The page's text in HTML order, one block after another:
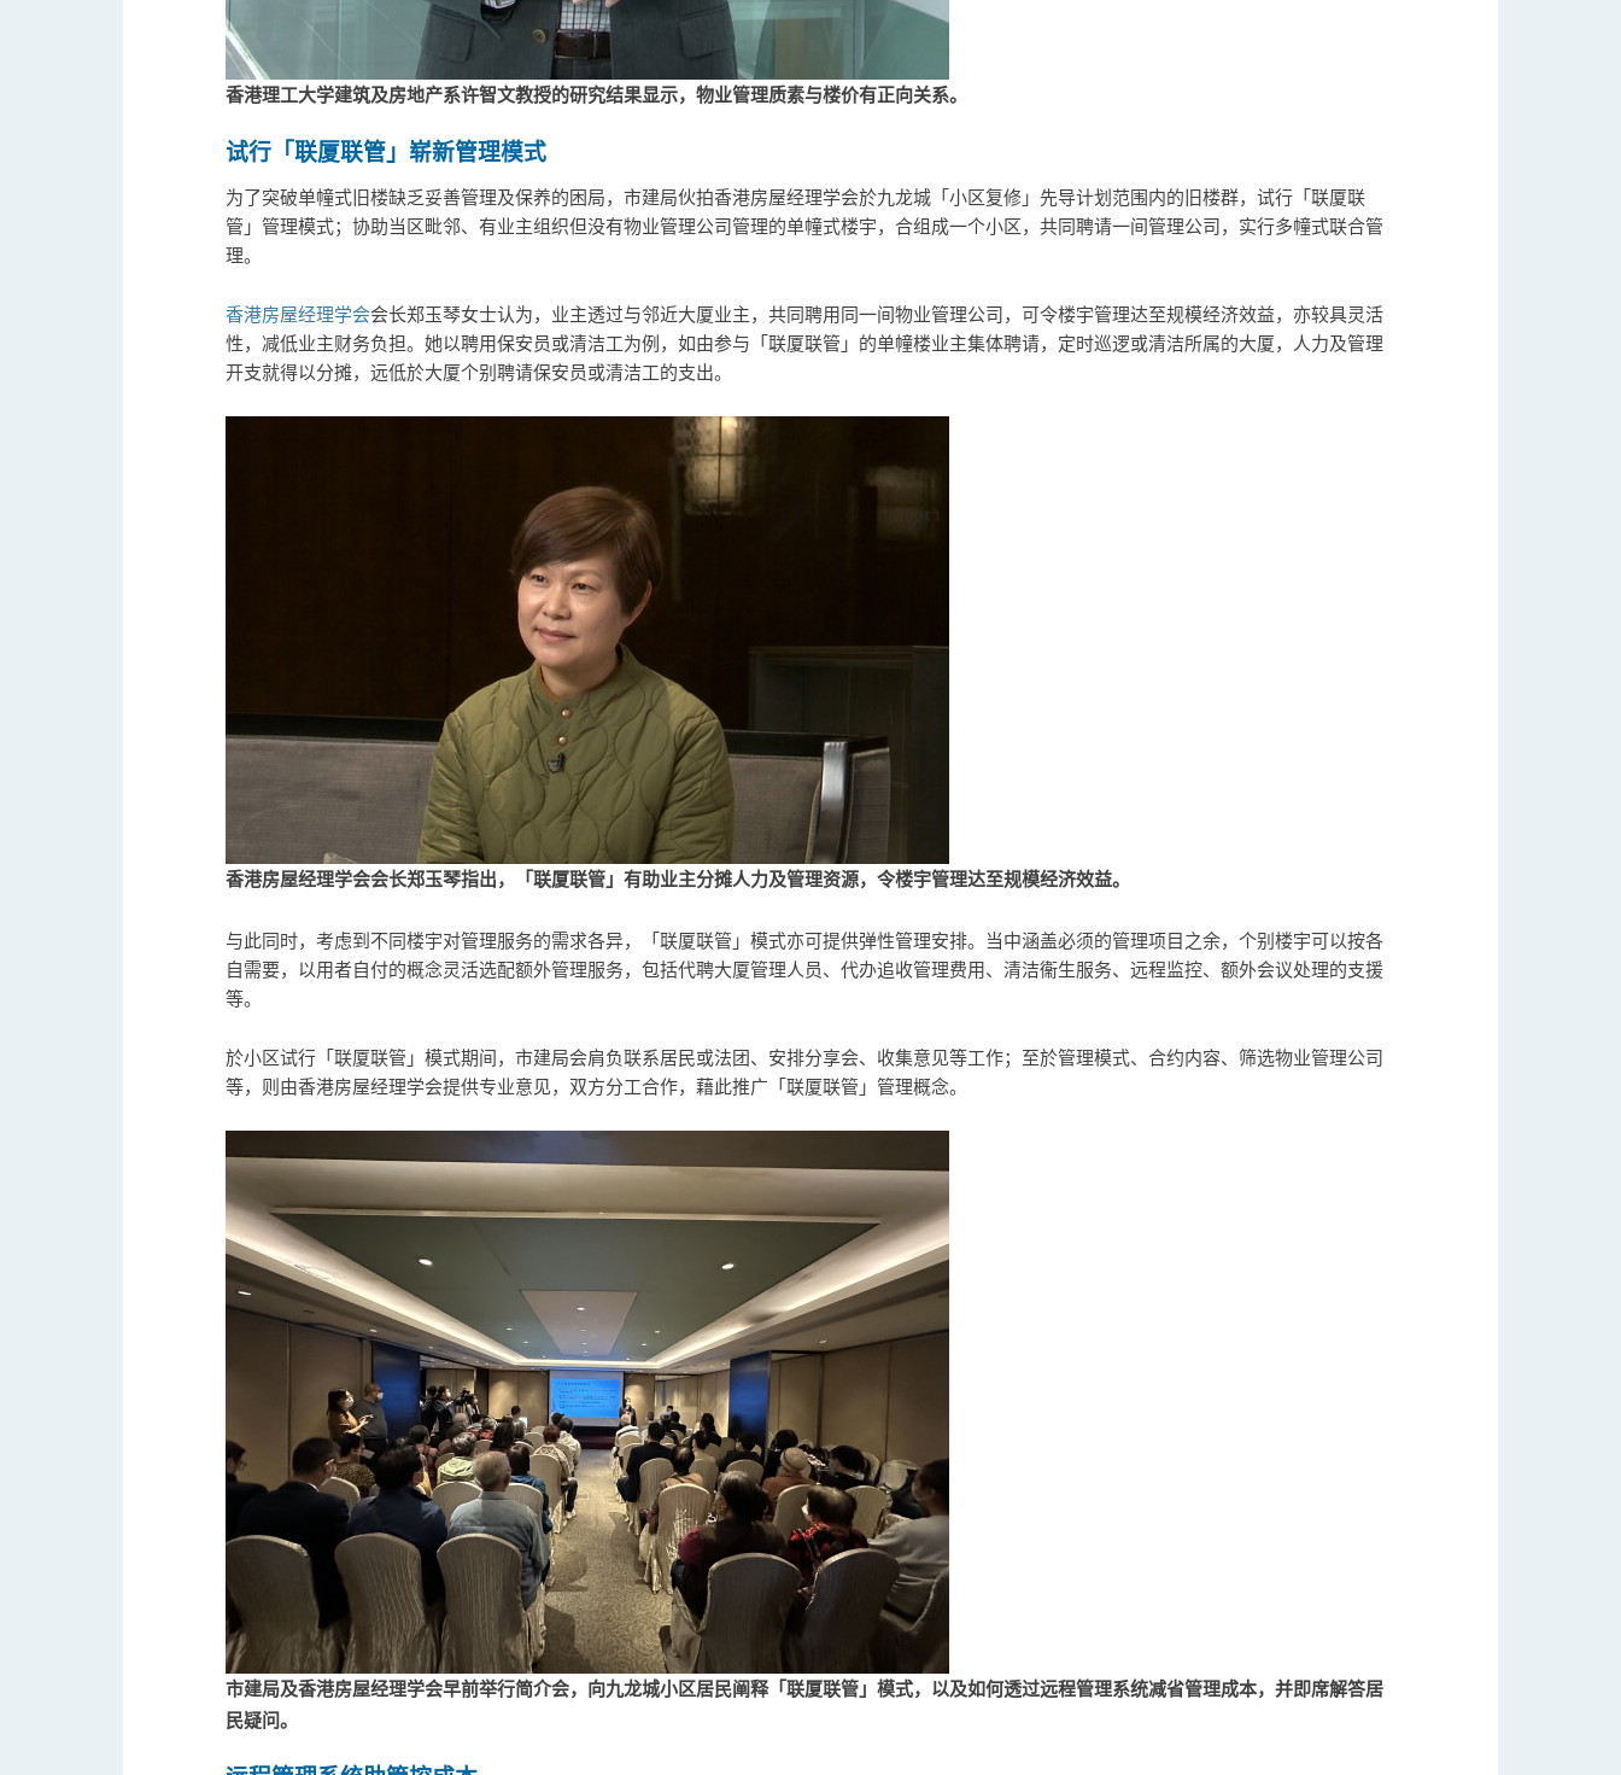
香港理工大学建筑及房地产系许智文教授的研究结果显示，物业管理质素与楼价有正向关系。
试行「联厦联管」崭新管理模式
为了突破单幢式旧楼缺乏妥善管理及保养的困局，市建局伙拍香港房屋经理学会於九龙城「小区复修」先导计划范围内的旧楼群，试行「联厦联
管」管理模式；协助当区毗邻、有业主组织但没有物业管理公司管理的单幢式楼宇，合组成一个小区，共同聘请一间管理公司，实行多幢式联合管
理。
香港房屋经理学会会长郑玉琴女士认为，业主透过与邻近大厦业主，共同聘用同一间物业管理公司，可令楼宇管理达至规模经济效益，亦较具灵活
性，减低业主财务负担。她以聘用保安员或清洁工为例，如由参与「联厦联管」的单幢楼业主集体聘请，定时巡逻或清洁所属的大厦，人力及管理
开支就得以分摊，远低於大厦个别聘请保安员或清洁工的支出。
香港房屋经理学会会长郑玉琴指出，「联厦联管」有助业主分摊人力及管理资源，令楼宇管理达至规模经济效益。
与此同时，考虑到不同楼宇对管理服务的需求各异，「联厦联管」模式亦可提供弹性管理安排。当中涵盖必须的管理项目之余，个别楼宇可以按各
自需要，以用者自付的概念灵活选配额外管理服务，包括代聘大厦管理人员、代办追收管理费用、清洁衞生服务、远程监控、额外会议处理的支援
等。
於小区试行「联厦联管」模式期间，市建局会肩负联系居民或法团、安排分享会、收集意见等工作；至於管理模式、合约内容、筛选物业管理公司
等，则由香港房屋经理学会提供专业意见，双方分工合作，藉此推广「联厦联管」管理概念。
市建局及香港房屋经理学会早前举行简介会，向九龙城小区居民阐释「联厦联管」模式，以及如何透过远程管理系统减省管理成本，并即席解答居
民疑问。